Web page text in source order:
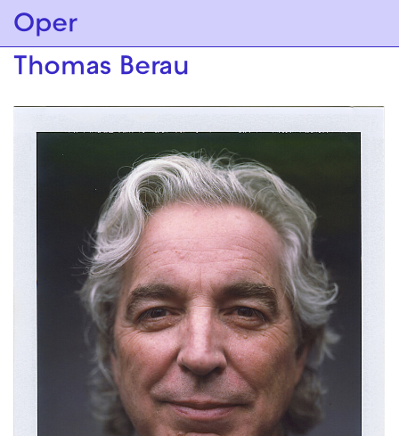
Zur Hauptnavigation springen
Zum Hauptinhalt springen
Oper
Thomas Berau